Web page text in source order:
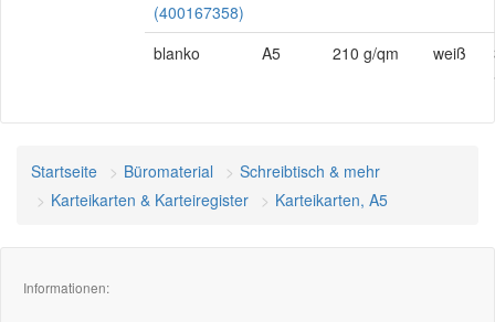
(400167358)
blanko
A5 210 g/qm weiß
Startseite Büromaterial
Schreibtisch & mehr
Karteikarten & Karteiregister
Karteikarten, A5
Informationen: